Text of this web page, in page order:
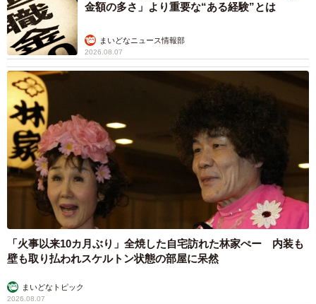
金額の多さ」より重要な“ある経験”とは
まいどなニュース情報部
2026.08.07
「火事以来10カ月ぶり」全焼した自宅訪れた林家ぺー 内装も
壁も取り払われスケルトン状態の部屋に呆然
まいどなトピック
2026.08.07